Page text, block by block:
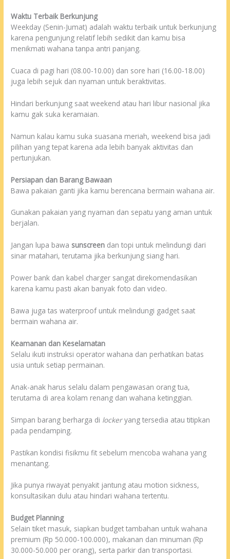
Waktu Terbaik Berkunjung
Weekday (Senin-Jumat) adalah waktu terbaik untuk berkunjung
karena pengunjung relatif lebih sedikit dan kamu bisa
menikmati wahana tanpa antri panjang.
Cuaca di pagi hari (08.00-10.00) dan sore hari (16.00-18.00)
juga lebih sejuk dan nyaman untuk beraktivitas.
Hindari berkunjung saat weekend atau hari libur nasional jika
kamu gak suka keramaian.
Namun kalau kamu suka suasana meriah, weekend bisa jadi
pilihan yang tepat karena ada lebih banyak aktivitas dan
pertunjukan.
Persiapan dan Barang Bawaan
Bawa pakaian ganti jika kamu berencana bermain wahana air.
Gunakan pakaian yang nyaman dan sepatu yang aman untuk
berjalan.
Jangan lupa bawa sunscreen dan topi untuk melindungi dari
sinar matahari, terutama jika berkunjung siang hari.
Power bank dan kabel charger sangat direkomendasikan
karena kamu pasti akan banyak foto dan video.
Bawa juga tas waterproof untuk melindungi gadget saat
bermain wahana air.
Keamanan dan Keselamatan
Selalu ikuti instruksi operator wahana dan perhatikan batas
usia untuk setiap permainan.
Anak-anak harus selalu dalam pengawasan orang tua,
terutama di area kolam renang dan wahana ketinggian.
Simpan barang berharga di lockeryang tersedia atau titipkan
pada pendamping.
Pastikan kondisi fisikmu fit sebelum mencoba wahana yang
menantang.
Jika punya riwayat penyakit jantung atau motion sickness,
konsultasikan dulu atau hindari wahana tertentu.
Budget Planning
Selain tiket masuk, siapkan budget tambahan untuk wahana
premium (Rp 50.000-100.000), makanan dan minuman (Rp
30.000-50.000 per orang), serta parkir dan transportasi.